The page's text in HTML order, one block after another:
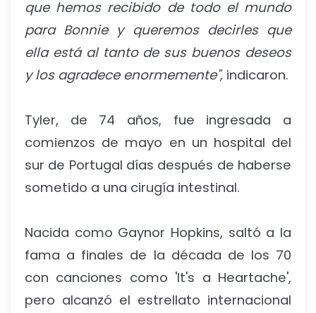
que hemos recibido de todo el mundo
para Bonnie y queremos decirles que
ella está al tanto de sus buenos deseos
y los agradece enormemente", indicaron.
Tyler, de 74 años, fue ingresada a
comienzos de mayo en un hospital del
sur de Portugal días después de haberse
sometido a una cirugía intestinal.
Nacida como Gaynor Hopkins, saltó a la
fama a finales de la década de los 70
con canciones como 'It's a Heartache',
pero alcanzó el estrellato internacional